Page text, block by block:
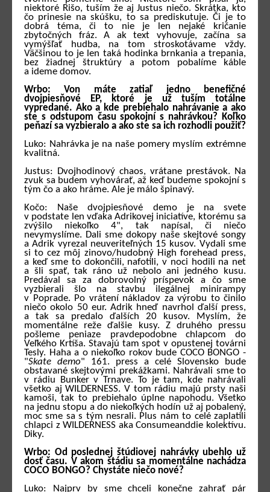
niektoré Rišo, tuším že aj Justus niečo. Skrátka, kto
čo prinesie na skúšku, to sa prediskutuje. Či je to
dobrá téma, či to nie je len nejaké kričanie
zbytočných fráz. A ak text vyhovuje, začína sa
vymýšľať hudba, na tom stroskotávame vždy.
Väčšinou to je len taká hodinka brnkania a trepania,
bez žiadnej štruktúry a potom pobalíme káble
a ideme domov.
Wrbo: Von máte zatiaľ jedno benefičné
dvojpiesňové EP, ktoré je už tuším totálne
vypredané. Ako a kde prebiehalo nahrávanie a ako
ste s odstupom času spokojní s nahrávkou? Koľko
peňazí sa vyzbieralo a ako ste sa ich rozhodli použiť?
Luko: Nahrávka je na naše pomery myslím extrémne
kvalitná.
Justus: Dvojhodinový chaos, vrátane prestávok. Na
zvuk sa budem vyhovárať, až keď budeme spokojní s
tým čo a ako hráme. Ale je málo špinavý.
Kočo: Naše dvojpiesňové demo je na svete
v podstate len vďaka Adrikovej iniciatíve, ktorému sa
zvýšilo niekoľko 4", tak napísal, či niečo
nevymyslíme. Dali sme dokopy naše skejtové songy
a Adrik vyrezal neuveriteľných 15 kusov. Vydali sme
si to cez môj zinovo/hudobný High forehead press,
a keď sme to dokončili, nafotili, v noci hodili na net
a šli spať, tak ráno už nebolo ani jedného kusu.
Predával sa za dobrovolný príspevok a čo sme
vyzbierali šlo na stavbu ilegálnej minirampy
v Poprade. Po vrátení nákladov za výrobu to činilo
niečo okolo 50 eur. Adrik hneď navrhol ďalší press,
a tak sa predalo ďalších 20 kusov. Myslím, že
momentálne reže ďalšie kusy. Z druhého pressu
pošleme peniaze pravdepodobne chlapcom do
Veľkého Krtíša. Stavajú tam spot v opustenej továrni
Tesly. Haha a o niekoľko rokov bude COCO BONGO -
"Skate demo" 161. press a celé Slovensko bude
obstavané skejtovými prekážkami. Nahrávali sme to
v rádiu Bunker v Trnave. To je tam, kde nahrávali
všetko aj WILDERNESS. V tom rádiu majú prsty naši
kamoši, tak to prebiehalo úplne napohodu. Všetko
na jednu stopu a do niekoľkých hodín už aj pobalený,
moc sme sa s tým nesrali. Plus nám to celé zaplatili
chlapci z WILDERNESS aka Consumeanddie kolektívu.
Diky.
Wrbo: Od poslednej štúdiovej nahrávky ubehlo už
dosť času. V akom štádiu sa momentálne nachádza
COCO BONGO? Chystáte niečo nové?
Luko: Najprv by sme chceli konečne zahrať pár